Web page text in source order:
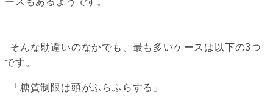
そんな勘違いのなかでも、最も多いケースは以下の3つ
です。
「糖質制限は頭がふらふらする」